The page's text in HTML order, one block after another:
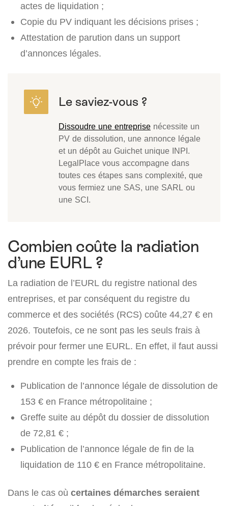
actes de liquidation ;
Copie du PV indiquant les décisions prises ;
Attestation de parution dans un support
d’annonces légales.
Dissoudre une entreprise nécessite un
PV de dissolution, une annonce légale
et un dépôt au Guichet unique INPI.
LegalPlace vous accompagne dans
toutes ces étapes sans complexité, que
vous fermiez une SAS, une SARL ou
une SCI.
Combien coûte la radiation
d’une EURL ?
La radiation de l’EURL du registre national des
entreprises, et par conséquent du registre du
commerce et des sociétés (RCS) coûte 44,27 € en
2026. Toutefois, ce ne sont pas les seuls frais à
prévoir pour fermer une EURL. En effet, il faut aussi
prendre en compte les frais de :
Publication de l’annonce légale de dissolution de
153 € en France métropolitaine ;
Greffe suite au dépôt du dossier de dissolution
de 72,81 € ;
Publication de l’annonce légale de fin de la
liquidation de 110 € en France métropolitaine.
Dans le cas où certaines démarches seraient